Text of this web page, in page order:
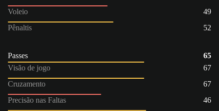
Voleio
49
Pênaltis
52
Passes
65
Visão de jogo
67
Cruzamento
67
Precisão nas Faltas
46